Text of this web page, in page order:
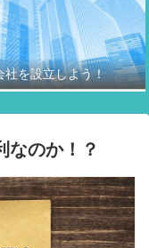
社を設立しよう！
なのか！？